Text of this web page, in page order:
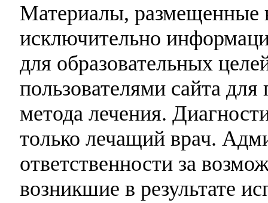
Материалы, размещенные
исключительно
для образовательных
пользователями сайта
метода лечения.
только лечащий врач.
ответственности за
возникшие в результате